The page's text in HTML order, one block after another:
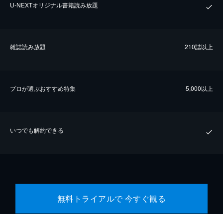
U-NEXTオリジナル書籍読み放題
雑誌読み放題 210誌以上
プロが選ぶおすすめ特集 5,000以上
いつでも解約できる
無料トライアルで 今すぐ観る